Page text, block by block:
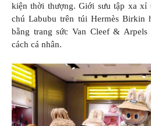
kiện thời thượng. Giới sưu tập xa xỉ
chú Labubu trên túi Hermès Birkin
bằng trang sức Van Cleef &
cách cá nhân.